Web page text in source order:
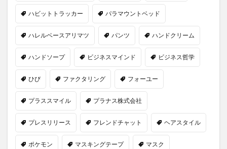
ハビットトラッカー パラマウントベッド
ハレルベースアリマツ パンツ ハンドクリーム
ハンドソープ ビジネスマインド ビジネス哲学
ひび ファクタリング フォーユー
プラススマイル プラナス株式会社
プレスリリース フレンドチャット ヘアスタイル
ポケモン マスキングテープ マスク